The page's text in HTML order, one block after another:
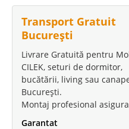
Transport Gratuit
București
Livrare Gratuită pentru
CILEK, seturi de dormitor,
bucătării, living sau
București.
Montaj profesional
Garantat